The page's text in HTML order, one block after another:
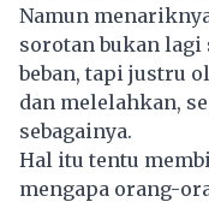
Namun
sorotan bukan lagi
beban, tapi justru
dan melelahkan,
sebagainya.
Hal itu tentu
mengapa orang-